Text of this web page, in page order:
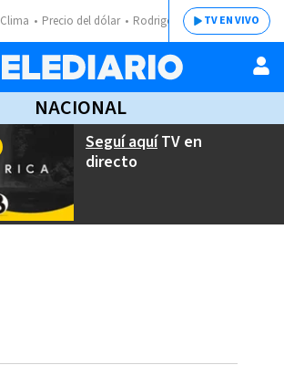
Clima Precio del dólar Rodrigo ChavesTV EN VIVO
NACIONAL
Seguí aquíTV en
directo